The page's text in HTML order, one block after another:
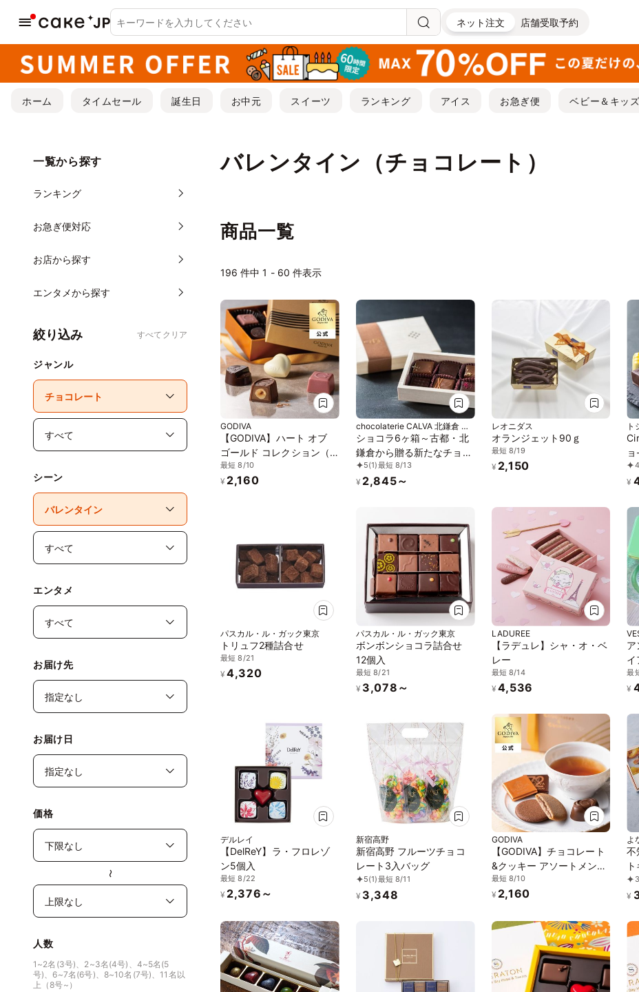
ネット注文 店舗受取予約
ホーム タイムセール 誕生日 お中元 スイーツ ランキング アイス お急ぎ便 ベビー＆キッズ
バレンタイン（チョコレート）
一覧から探す
ランキング
お急ぎ便対応
お店から探す
エンタメから探す
絞り込み すべてクリア
ジャンル
シーン
エンタメ
お届け先
お届け日
価格
〜
人数
1~2名(3号)、2~3名(4号)、4~5名(5
号)、6~7名(6号)、8~10名(7号)、11名以
上（8号~）
商品一覧
196 件中 1 - 60 件表示
GODIVA
【GODIVA】ハート オブ
ゴールド コレクション（6
粒入）お中元2026
最短 8/10
¥ 2,160
chocolaterie CALVA 北鎌倉 門
前
ショコラ6ヶ箱～古都・北
鎌倉から贈る新たなチョコ
レートの世界～
5(1)最短 8/13
¥ 2,845～
レオニダス
オランジェット90ｇ
最短 8/19
¥ 2,150
ト
4
¥
パスカル・ル・ガック東京
トリュフ2種詰合せ
最短 8/21
¥ 4,320
パスカル・ル・ガック東京
ボンボンショコラ詰合せ
12個入
最短 8/21
¥ 3,078～
LADUREE
【ラデュレ】シャ・オ・ベ
レー
最短 8/14
¥ 4,536
ア
イ
最
¥
デルレイ
【DelReY】ラ・フロレゾ
ン5個入
最短 8/22
¥ 2,376～
新宿高野
新宿高野 フルーツチョコ
レート3入バッグ
5(1)最短 8/11
¥ 3,348
GODIVA
【GODIVA】チョコレート
&クッキー アソートメント
（チョコレート8粒入/クッ
キー4枚入）お中元2026
最短 8/10
¥ 2,160
よ
不
不
チ
ー
3
¥